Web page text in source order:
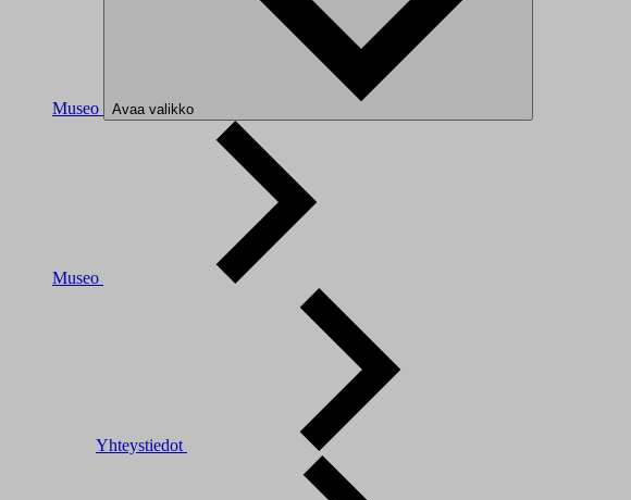
Museo Avaa valikko
Museo
Yhteystiedot